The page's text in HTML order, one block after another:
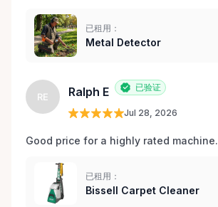
已租用：
Metal Detector
RE Ralph E 已验证
Jul 28, 2026
Good price for a highly rated machine.
已租用：
Bissell Carpet Cleaner